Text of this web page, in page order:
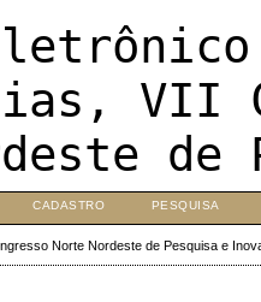
VII
de
CADASTRO PESQUISA
Norte Nordeste de Pesquisa e